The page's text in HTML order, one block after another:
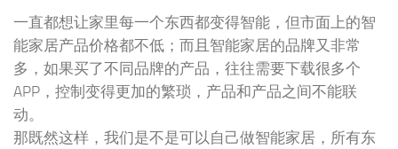
一直都想让家里每一个东西都变得智能，但市面上的智
能家居产品价格都不低；而且智能家居的品牌又非常
多，如果买了不同品牌的产品，往往需要下载很多个
APP，控制变得更加的繁琐，产品和产品之间不能联
动。
那既然这样，我们是不是可以自己做智能家居，所有东